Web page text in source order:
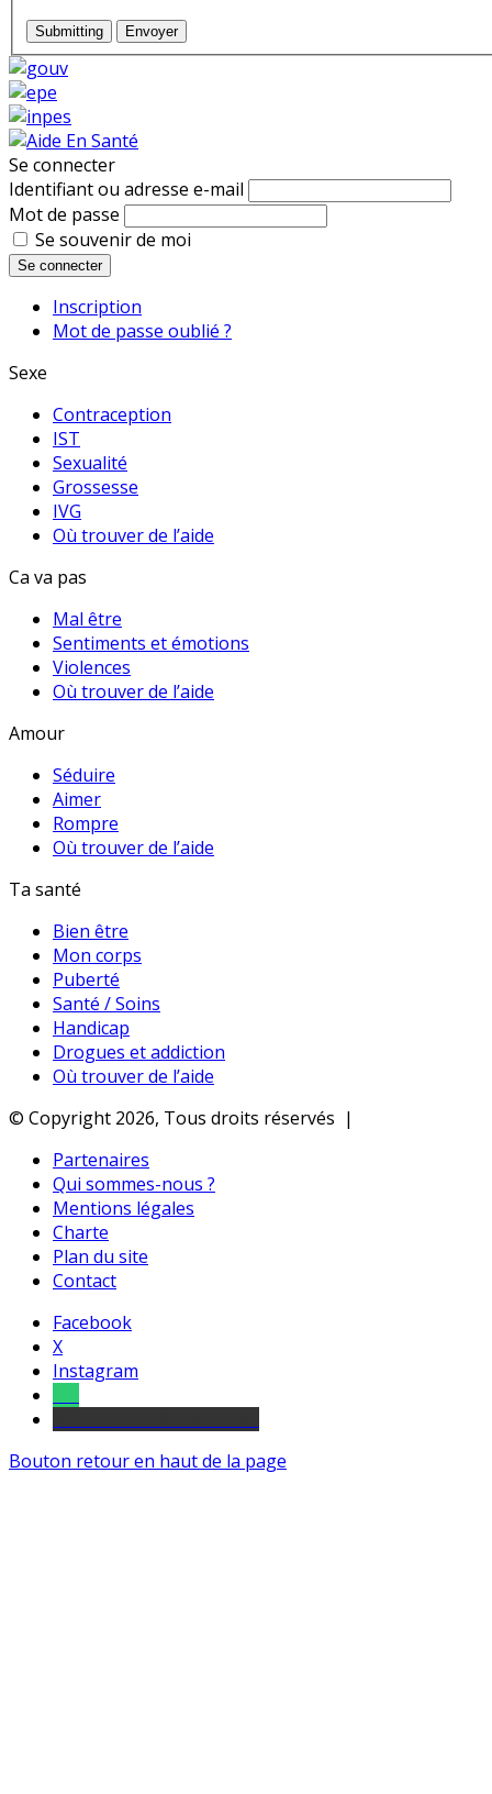
Submitting Envoyer
Se connecter
Identifiant ou adresse e-mail
Mot de passe
Se souvenir de moi
Se connecter
Inscription
Mot de passe oublié ?
Sexe
Contraception
IST
Sexualité
Grossesse
IVG
Où trouver de l’aide
Ca va pas
Mal être
Sentiments et émotions
Violences
Où trouver de l’aide
Amour
Séduire
Aimer
Rompre
Où trouver de l’aide
Ta santé
Bien être
Mon corps
Puberté
Santé / Soins
Handicap
Drogues et addiction
Où trouver de l’aide
© Copyright 2026, Tous droits réservés |
Partenaires
Qui sommes-nous ?
Mentions légales
Charte
Plan du site
Contact
Facebook
X
Instagram
Bouton retour en haut de la page